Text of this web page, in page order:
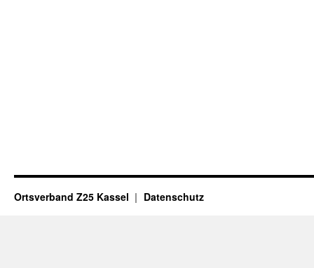
Ortsverband Z25 Kassel Datenschutz